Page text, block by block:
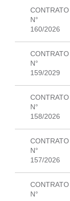
CONTRATO
N°
160/2026
CONTRATO
N°
159/2029
CONTRATO
N°
158/2026
CONTRATO
N°
157/2026
CONTRATO
N°